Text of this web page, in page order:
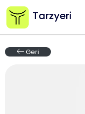
Tarzyeri
Geri